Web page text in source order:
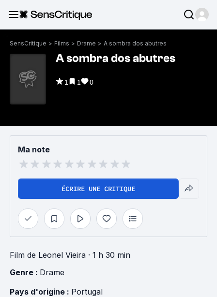
SensCritique > Films > Drame > A sombra dos abutres
A sombra dos abutres
1 1 0
Ma note
ÉCRIRE UNE CRITIQUE
Film de Leonel Vieira · 1 h 30 min
Genre : Drame
Pays d'origine : Portugal